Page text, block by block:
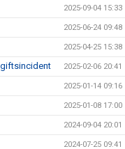
2025-09-04 15:33
2025-06-24 09:48
2025-04-25 15:38
2025-02-06 20:41
2025-01-14 09:16
2025-01-08 17:00
2024-09-04 20:01
2024-07-25 09:41